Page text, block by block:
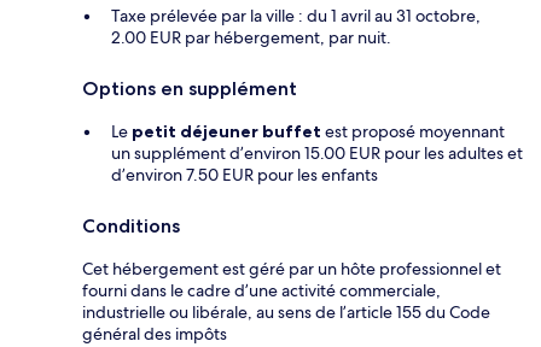
Taxe prélevée par la ville : du 1 avril au 31 octobre,
2.00 EUR par hébergement, par nuit.
Options en supplément
Le petit déjeuner buffet est proposé moyennant
un supplément d’environ 15.00 EUR pour les adultes et
d’environ 7.50 EUR pour les enfants
Conditions
Cet hébergement est géré par un hôte professionnel et
fourni dans le cadre d’une activité commerciale,
industrielle ou libérale, au sens de l’article 155 du Code
général des impôts